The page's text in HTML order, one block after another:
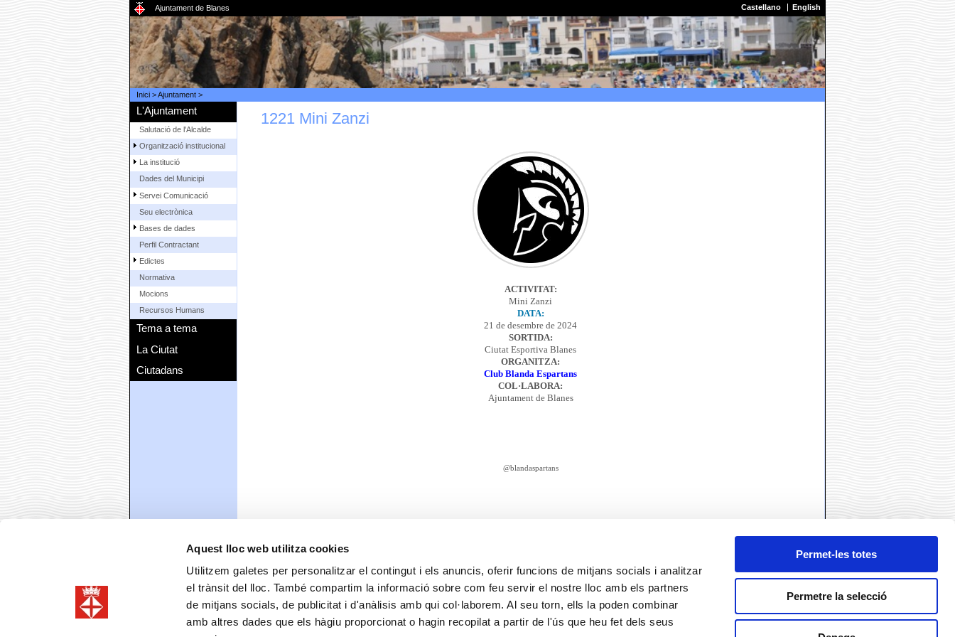
Aquest lloc web utilitza cookies
Utilitzem galetes per personalitzar el contingut i els anuncis, oferir funcions de mitjans socials i analitzar
el trànsit del lloc. També compartim la informació sobre com feu servir el nostre lloc amb els partners
de mitjans socials, de publicitat i d'anàlisis amb qui col·laborem. Al seu torn, ells la poden combinar
amb altres dades que els hàgiu proporcionat o hagin recopilat a partir de l'ús que heu fet dels seus
Permet-les totes
Permetre la selecció
Ajuntament de Blanes Castellano English
Inici>Ajuntament>
L'Ajuntament
Salutació de l'Alcalde
Organització institucional
La institució
Dades del Municipi
Servei Comunicació
Seu electrònica
Bases de dades
Perfil Contractant
Edictes
Normativa
Mocions
Recursos Humans
Tema a tema
La Ciutat
Ciutadans
1221 Mini Zanzi
ACTIVITAT:
Mini Zanzi
DATA:
21 de desembre de 2024
SORTIDA:
Ciutat Esportiva Blanes
ORGANITZA:
Club Blanda Espartans
COL·LABORA:
Ajuntament de Blanes
@blandaspartans
Data de realització:12/27/2024| Data de la darrera actualització:12/27/2024
Accessibilitat
Correu de contacte Protecció de dades
Bones pràctiques comunicació
© Ajuntament de Blanes | Protecció de dades|Avís Legal|Política de cookies